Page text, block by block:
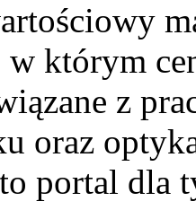
którym
z
oraz
portal dla